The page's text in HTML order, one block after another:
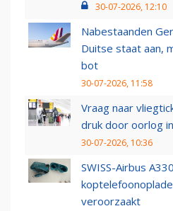
30-07-2026, 12:10
Nabestaanden
Duitse staat aan,
bot
30-07-2026, 11:58
Vraag naar
druk door oorlog
30-07-2026, 10:36
SWISS-Airbus
veroorzaakt